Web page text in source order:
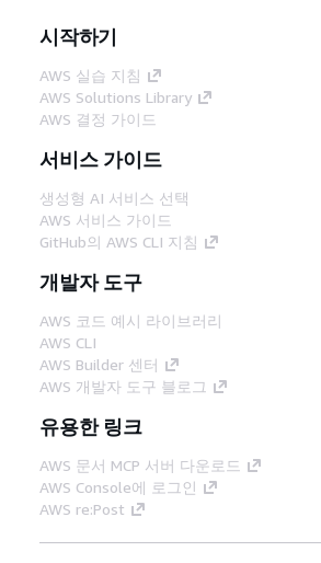
시작하기
AWS 실습 지침
AWS Solutions Library
AWS 결정 가이드
서비스 가이드
생성형 AI 서비스 선택
AWS 서비스 가이드
GitHub의 AWS CLI 지침
개발자 도구
AWS 코드 예시 라이브러리
AWS CLI
AWS Builder 센터
AWS 개발자 도구 블로그
유용한 링크
AWS 문서 MCP 서버 다운로드
AWS Console에 로그인
AWS re:Post